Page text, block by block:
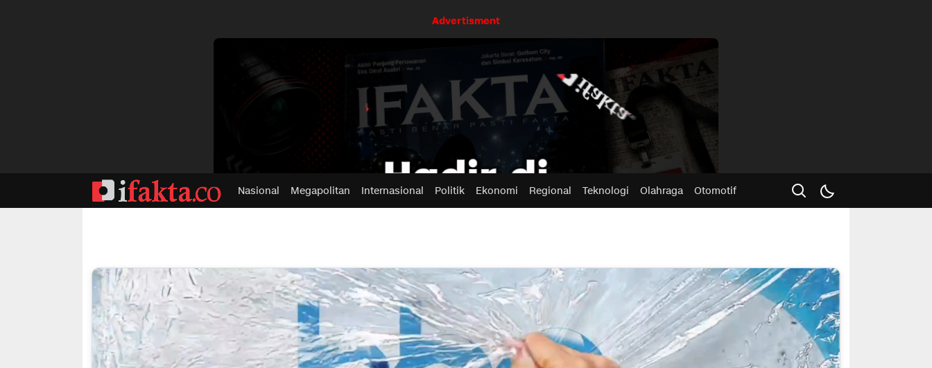
Advertisment
Nasional Megapolitan Internasional Politik Ekonomi Regional Teknologi Olahraga Otomotif